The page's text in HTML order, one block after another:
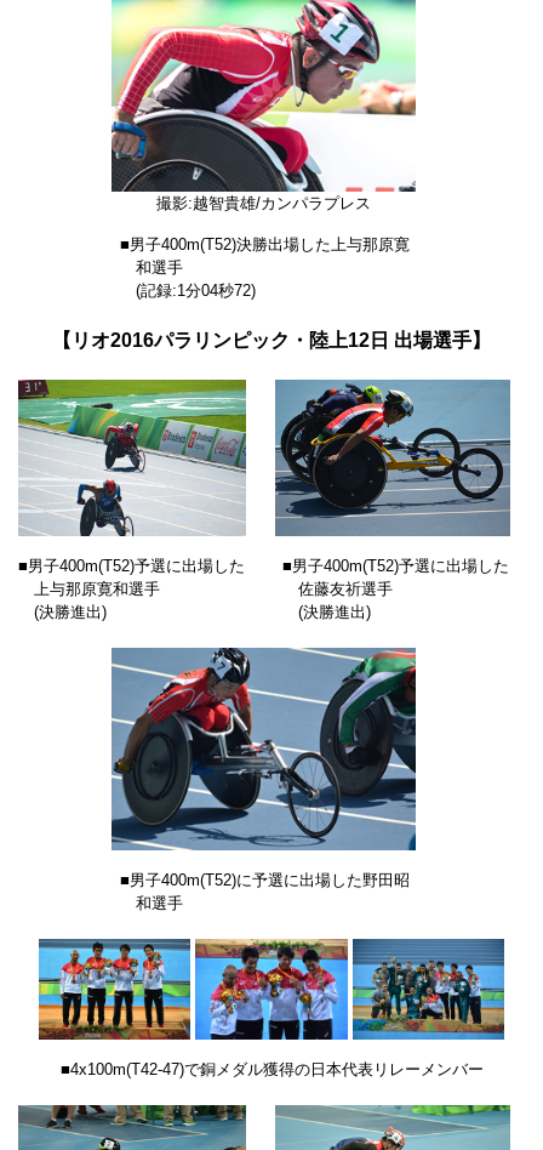
撮影:越智貴雄/カンパラプレス
■男子400m(T52)決勝出場した上与那原寛
和選手
(記録:1分04秒72)
【リオ2016パラリンピック・陸上12日 出場選手】
■男子400m(T52)予選に出場した
上与那原寛和選手
(決勝進出)
■男子400m(T52)予選に出場した
佐藤友祈選手
(決勝進出)
■男子400m(T52)に予選に出場した野田昭
和選手
■4x100m(T42-47)で銅メダル獲得の日本代表リレーメンバー